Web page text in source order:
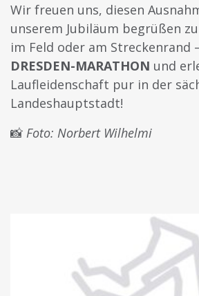
Wir freuen uns, diesen
unserem Jubiläum begrüßen
im Feld oder am Streckenrand
DRESDEN-MARATHON und
Laufleidenschaft pur in der
Landeshauptstadt!
📸 Foto: Norbert Wilhelmi